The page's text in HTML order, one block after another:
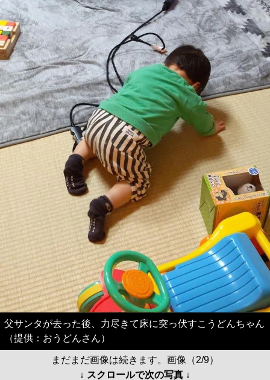
父サンタが去った後、力尽きて床に突っ伏すこうどんちゃん
（提供：おうどんさん）
まだまだ画像は続きます。画像（2/9）
↓ スクロールで次の写真 ↓